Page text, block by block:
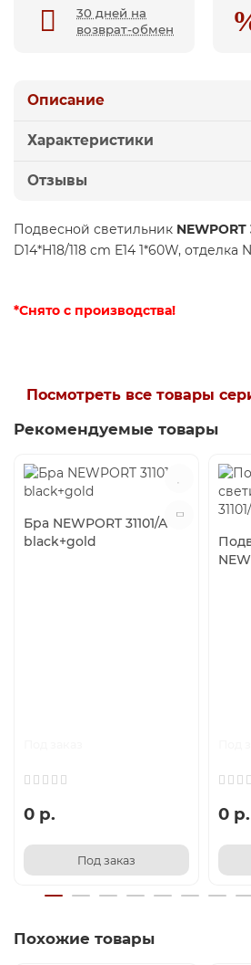
30 дней на
возврат-обмен
Описание
Характеристики
Отзывы
Подвесной светильник NEWPORT
D14*H18/118 cm E14 1*60W, отделка
*Снято с производства!
Посмотреть все товары
Рекомендуемые товары
Бра NEWPORT 31101/A
black+gold
0 р.
Под заказ
0 р.
Похожие товары